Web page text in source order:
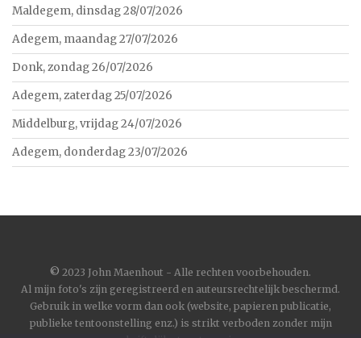
Maldegem, dinsdag 28/07/2026
Adegem, maandag 27/07/2026
Donk, zondag 26/07/2026
Adegem, zaterdag 25/07/2026
Middelburg, vrijdag 24/07/2026
Adegem, donderdag 23/07/2026
© 2023 John Maenhout - Alle rechten voorbehouden.
Al mijn foto's zijn geregistreerd en auteursrechtelijk beschermd.
Gebruik in welke vorm dan ook (website, papieren publicatie,
publieke tentoonstelling enz.) is strikt verboden zonder mijn